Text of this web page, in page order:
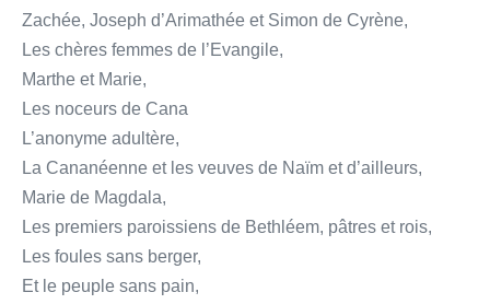
Zachée, Joseph d’Arimathée et Simon de Cyrène,
Les chères femmes de l’Evangile,
Marthe et Marie,
Les noceurs de Cana
L’anonyme adultère,
La Cananéenne et les veuves de Naïm et d’ailleurs,
Marie de Magdala,
Les premiers paroissiens de Bethléem, pâtres et rois,
Les foules sans berger,
Et le peuple sans pain,